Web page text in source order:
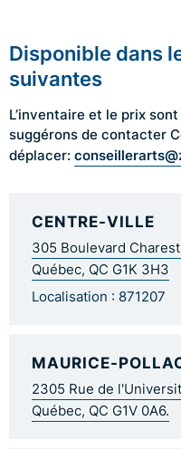
Disponible dans
suivantes
L’inventaire et le prix
suggérons de contacter
déplacer:
CENTRE-VILLE
305 Boulevard Charest
Québec, QC G1K 3H3
Localisation : 871207
MAURICE-
2305 Rue de
Québec, QC G1V 0A6.